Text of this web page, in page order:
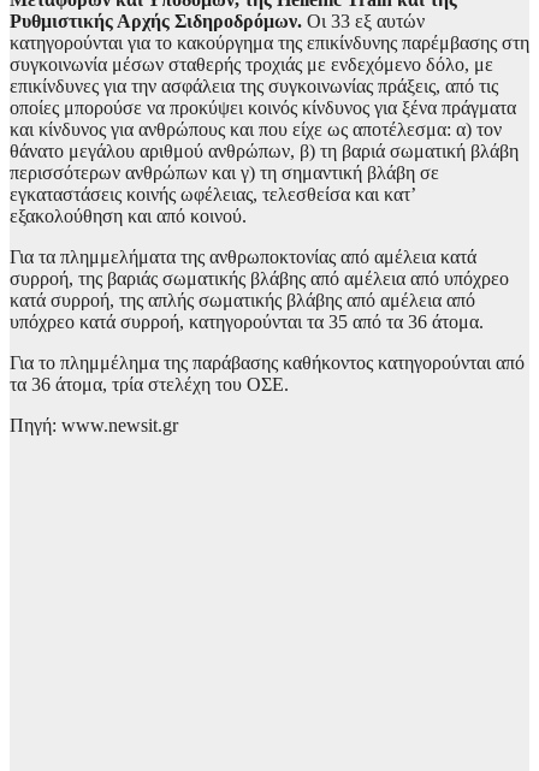
Ρυθμιστικής Αρχής Σιδηροδρόμων. Οι 33 εξ αυτών
κατηγορούνται για το κακούργημα της επικίνδυνης παρέμβασης στη
συγκοινωνία μέσων σταθερής τροχιάς με ενδεχόμενο δόλο, με
επικίνδυνες για την ασφάλεια της συγκοινωνίας πράξεις, από τις
οποίες μπορούσε να προκύψει κοινός κίνδυνος για ξένα πράγματα
και κίνδυνος για ανθρώπους και που είχε ως αποτέλεσμα: α) τον
θάνατο μεγάλου αριθμού ανθρώπων, β) τη βαριά σωματική βλάβη
περισσότερων ανθρώπων και γ) τη σημαντική βλάβη σε
εγκαταστάσεις κοινής ωφέλειας, τελεσθείσα και κατ’
εξακολούθηση και από κοινού.
Για τα πλημμελήματα της ανθρωποκτονίας από αμέλεια κατά
συρροή, της βαριάς σωματικής βλάβης από αμέλεια από υπόχρεο
κατά συρροή, της απλής σωματικής βλάβης από αμέλεια από
υπόχρεο κατά συρροή, κατηγορούνται τα 35 από τα 36 άτομα.
Για το πλημμέλημα της παράβασης καθήκοντος κατηγορούνται από
τα 36 άτομα, τρία στελέχη του ΟΣΕ.
Πηγή: www.newsit.gr